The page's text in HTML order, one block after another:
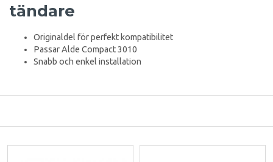
tändare
Originaldel för perfekt kompatibilitet
Passar Alde Compact 3010
Snabb och enkel installation